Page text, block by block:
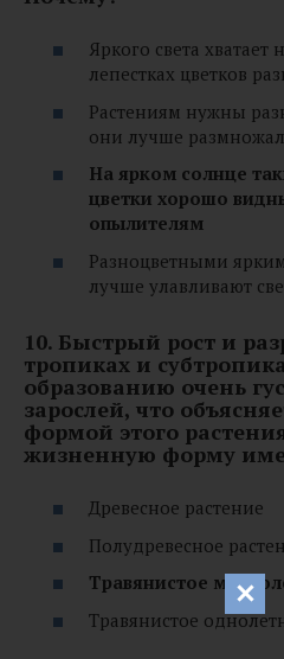
Яркого света хватает
лепестках цветков
Растениям нужны
они лучше
На ярком солнце
цветки хорошо
опылителям
Разноцветными
лучше улавливают
10. Быстрый рост и
тропиках и
образованию очень
зарослей, что
формой этого
жизненную форму
Древесное растение
Полудревесное
Травянистое
Травянистое